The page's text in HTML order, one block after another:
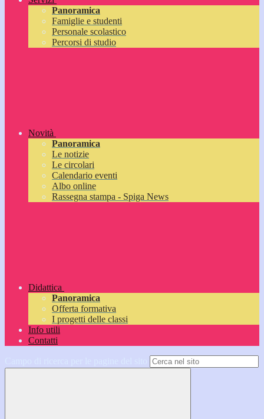
Panoramica
Famiglie e studenti
Personale scolastico
Percorsi di studio
Novità
Panoramica
Le notizie
Le circolari
Calendario eventi
Albo online
Rassegna stampa - Spiga News
Didattica
Panoramica
Offerta formativa
I progetti delle classi
Info utili
Contatti